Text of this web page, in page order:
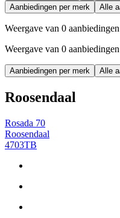
Aanbiedingen per merk
Alle
Weergave van 0 aanbiedingen
Weergave van 0 aanbiedingen
Aanbiedingen per merk Alle
Roosendaal
Rosada 70
Roosendaal
4703TB